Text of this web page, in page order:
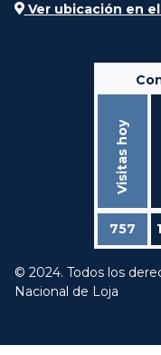
Ver ubicación en
Visitas hoy
757
© 2024. Todos los
Nacional de Loja